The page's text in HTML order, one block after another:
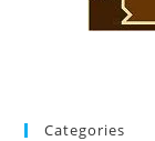
Categories